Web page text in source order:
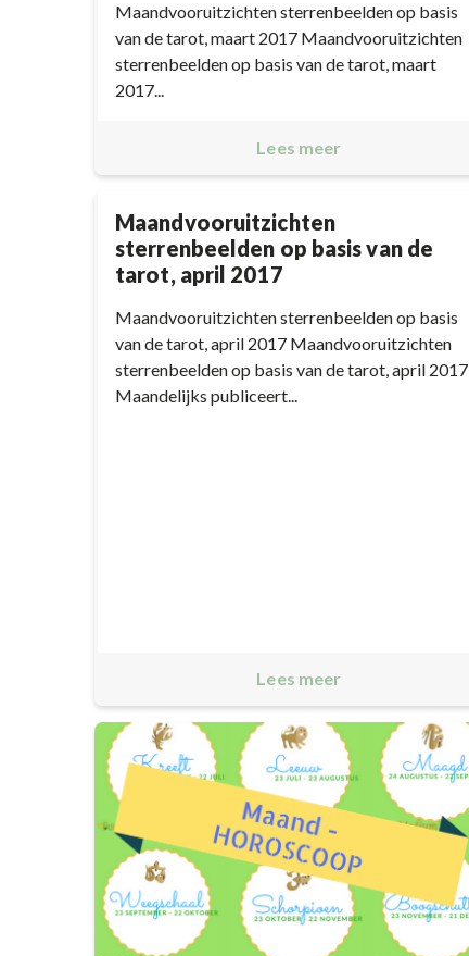
Maandvooruitzichten sterrenbeelden op basis
van de tarot, maart 2017 Maandvooruitzichten
sterrenbeelden op basis van de tarot, maart
2017...
Lees meer
Maandvooruitzichten
sterrenbeelden op basis van de
tarot, april 2017
Maandvooruitzichten sterrenbeelden op basis
van de tarot, april 2017 Maandvooruitzichten
sterrenbeelden op basis van de tarot, april 2017
Maandelijks publiceert...
Lees meer